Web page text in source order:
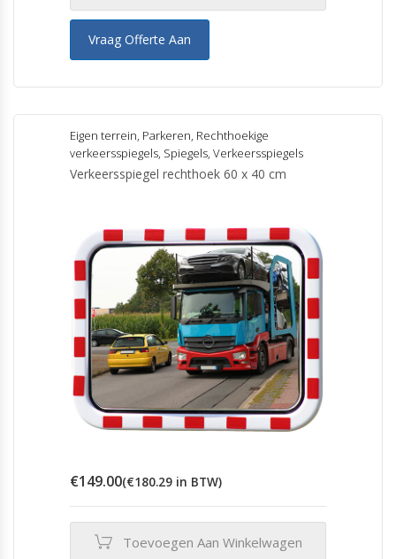
Vraag Offerte Aan
Eigen terrein, Parkeren, Rechthoekige
verkeersspiegels, Spiegels, Verkeersspiegels
Verkeersspiegel rechthoek 60 x 40 cm
€149.00(€180.29 in BTW)
Toevoegen Aan Winkelwagen